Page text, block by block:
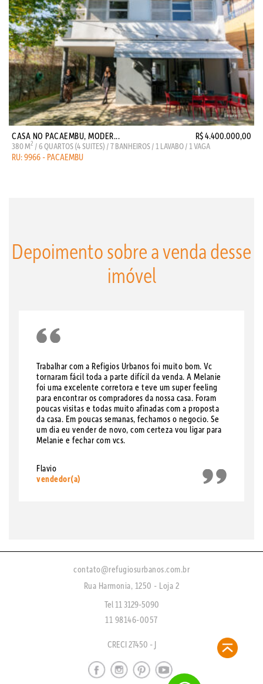
CASA NO PACAEMBU, MODER... R$ 4.400.000,00
380 M2 / 6 QUARTOS (4 SUITES) / 7 BANHEIROS / 1 LAVABO / 1 VAGA
RU: 9966 - PACAEMBU
Depoimento sobre a venda desse
imóvel
Trabalhar com a Refigios Urbanos foi muito bom. Vc
tornaram fácil toda a parte difícil da venda. A Melanie
foi uma excelente corretora e teve um super feeling
para encontrar os compradores da nossa casa. Foram
poucas visitas e todas muito afinadas com a proposta
da casa. Em poucas semanas, fechamos o negocio. Se
um dia eu vender de novo, com certeza vou ligar para
Melanie e fechar com vcs.
Flavio
vendedor(a)
contato@refugiosurbanos.com.br
Rua Harmonia, 1250 - Loja 2
Tel 11 3129-5090
11 98146-0057
CRECI 27450 - J